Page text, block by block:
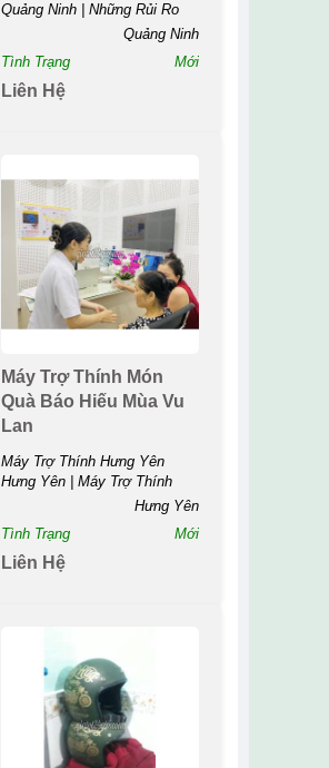
Quảng Ninh | Những Rủi Ro
Quảng Ninh
Tình Trạng
Mới
Liên Hệ
Máy Trợ Thính Món
Quà Báo Hiếu Mùa Vu
Lan
Máy Trợ Thính Hưng Yên
Hưng Yên | Máy Trợ Thính
Hưng Yên
Tình Trạng
Mới
Liên Hệ